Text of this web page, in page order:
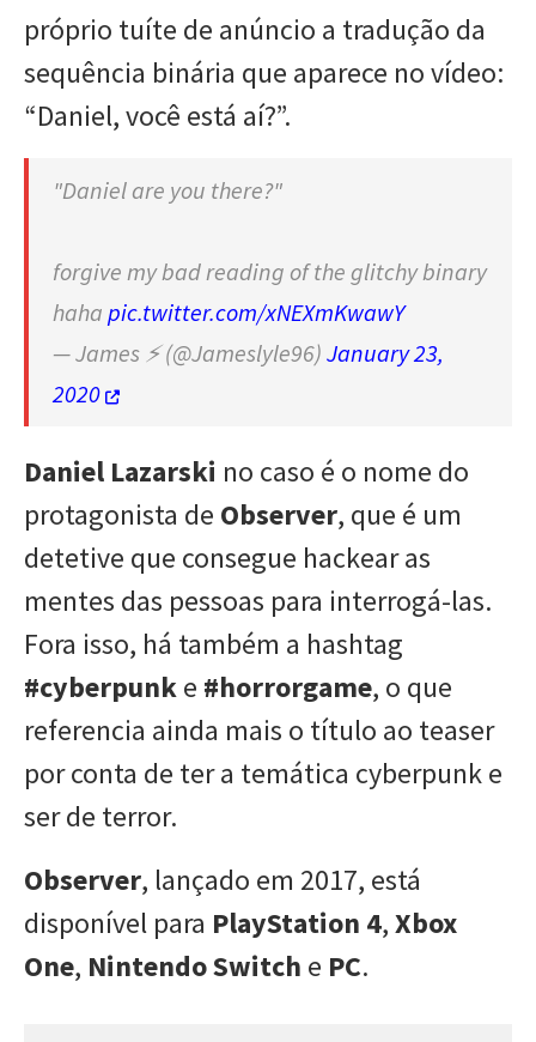
próprio tuíte de anúncio a tradução da
sequência binária que aparece no vídeo:
“Daniel, você está aí?”.
"Daniel are you there?"
forgive my bad reading of the glitchy binary
haha pic.twitter.com/xNEXmKwawY
— James ⚡ (@Jameslyle96) January 23,
2020
Daniel Lazarski no caso é o nome do
protagonista de Observer, que é um
detetive que consegue hackear as
mentes das pessoas para interrogá-las.
Fora isso, há também a hashtag
#cyberpunke #horrorgame, o que
referencia ainda mais o título ao teaser
por conta de ter a temática cyberpunk e
ser de terror.
Observer, lançado em 2017, está
disponível para PlayStation 4,Xbox
One, Nintendo Switch e PC.